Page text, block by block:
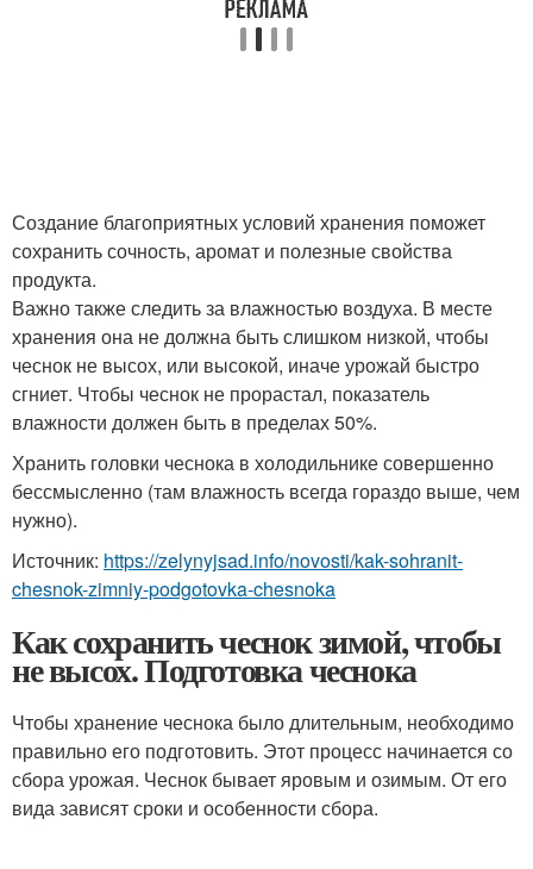
Создание благоприятных условий хранения поможет
сохранить сочность, аромат и полезные свойства
продукта.
Важно также следить за влажностью воздуха. В месте
хранения она не должна быть слишком низкой, чтобы
чеснок не высох, или высокой, иначе урожай быстро
сгниет. Чтобы чеснок не прорастал, показатель
влажности должен быть в пределах 50%.
Хранить головки чеснока в холодильнике совершенно
бессмысленно (там влажность всегда гораздо выше, чем
нужно).
Источник: https://zelynyjsad.info/novosti/kak-sohranit-
chesnok-zimniy-podgotovka-chesnoka
Как сохранить чеснок зимой, чтобы
не высох. Подготовка чеснока
Чтобы хранение чеснока было длительным, необходимо
правильно его подготовить. Этот процесс начинается со
сбора урожая. Чеснок бывает яровым и озимым. От его
вида зависят сроки и особенности сбора.